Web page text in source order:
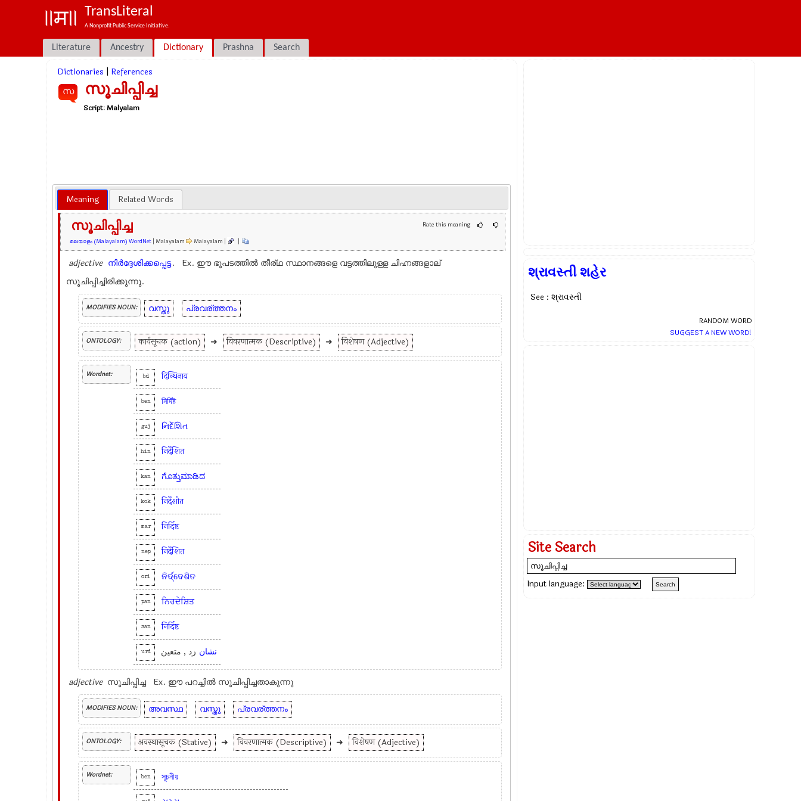
TransLiteral
A Nonprofit Public Service Initiative.
Literature Ancestry Dictionary Prashna Search
Dictionaries References
സ സൂചിപ്പിച്ച
Script:Malyalam
Meaning Related Words
Rate this meaning
സൂചിപ്പിച്ച
മലയാളം (Malayalam) WordNet| Malayalam Malayalam | |
adjective നിർദ്ദേശിക്കപ്പെട്ട. Ex. ഈ ഭൂപടത്തില്‍ തീര്ഥ സ്ഥാനങ്ങളെ വട്ടത്തിലുള്ള ചിഹ്നങ്ങളാല്
സൂചിപ്പിച്ചിരിക്കുന്നു.
MODIFIES NOUN: വസ്തു പ്രവര്ത്തനം
ONTOLOGY: कार्यसूचक (action) ➜ विवरणात्मक (Descriptive) ➜ विशेषण (Adjective)
Wordnet: bd दिन्थिनाय
ben নির্দিষ্ট
guj નિર્દેશિત
hin निर्देशित
kan ಗೊತ್ತುಮಾಡಿದ
kok निर्देशीत
mar निर्दिष्ट
nep निर्देशित
ori ନିର୍ଦ୍ଦେଶିତ
pan ਨਿਰਦੇਸ਼ਿਤ
san निर्दिष्ट
urd نشان زد , متعین
adjective സൂചിപ്പിച്ച Ex. ഈ പറച്ചിൽ സൂചിപ്പിച്ചതാകുന്നു
MODIFIES NOUN: അവസ്ഥ വസ്തു പ്രവര്ത്തനം
ONTOLOGY: अवस्थासूचक (Stative) ➜ विवरणात्मक (Descriptive) ➜ विशेषण (Adjective)
Wordnet: ben সূচনীয়
શ્રાવસ્તી શહેર
See : શ્રાવસ્તી
RANDOM WORD
SUGGEST A NEW WORD!
Site Search
Input language: